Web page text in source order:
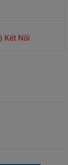
Kết Nối